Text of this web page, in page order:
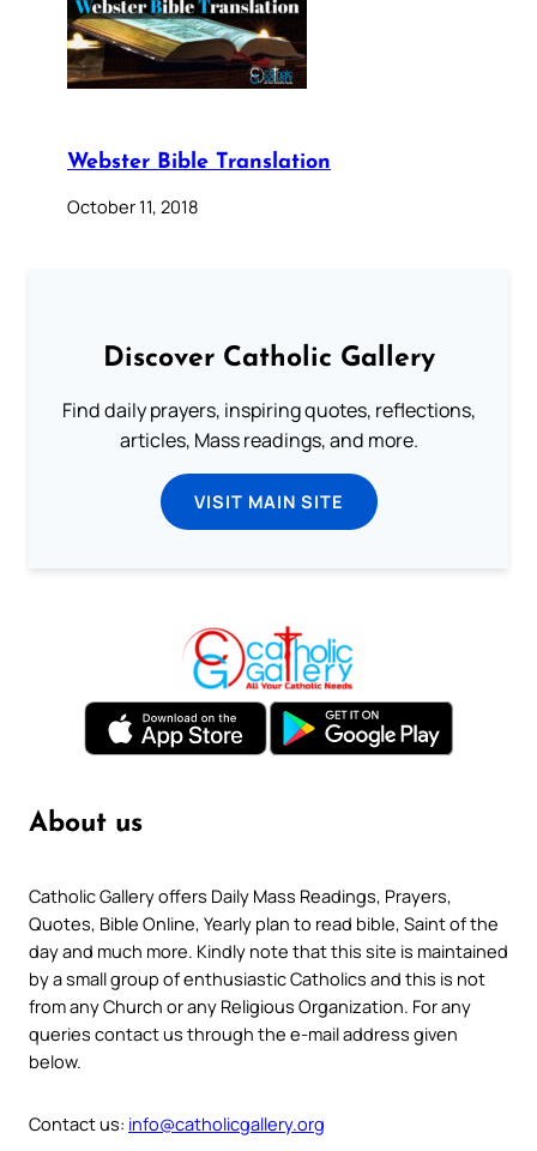
Webster Bible Translation
October 11, 2018
Discover Catholic Gallery
Find daily prayers, inspiring quotes, reflections,
articles, Mass readings, and more.
VISIT MAIN SITE
About us
Catholic Gallery offers Daily Mass Readings, Prayers,
Quotes, Bible Online, Yearly plan to read bible, Saint of the
day and much more. Kindly note that this site is maintained
by a small group of enthusiastic Catholics and this is not
from any Church or any Religious Organization. For any
queries contact us through the e-mail address given
below.
Contact us: info@catholicgallery.org